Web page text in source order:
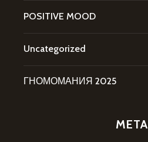
POSITIVE MOOD
Uncategorized
ГНОМОМАНИЯ 2025
META